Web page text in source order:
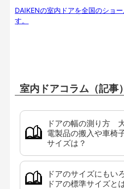
DAIKENの室内ドアを全国のショ
す。
室内ドアコラム（記事）
ドアの幅の測り方
電製品の搬入や車椅
サイズは？
ドアのサイズにもい
ドアの標準サイズと